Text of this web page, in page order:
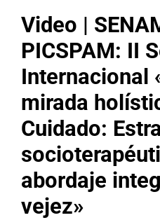
Buenas
Video |
PICSPAM: II
Internacional
mirada
Cuidado:
abordaje
vejez»